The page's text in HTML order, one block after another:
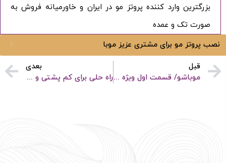
بزرگترین وارد کننده پروتز مو در ایران و خاورمیانه فروش به
صورت تک و عمده
نصب پروتز مو برای مشتری عزیز موبا
قبل
موباشو/ قسمت اول ویژه برنامه یلدا/برنامه ای با موضوع زیبایی
بعدی
راه حلی برای کم پشتی و مشکل ریزش مو _ پروتز مو موبا
ورود / ثبت نام
با شماره موبایل